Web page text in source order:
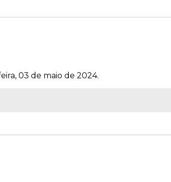
03 de maio de 2024.